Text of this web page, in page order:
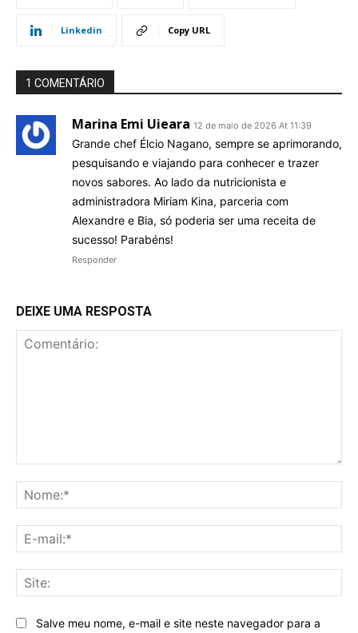
Linkedin Copy URL
1 COMENTÁRIO
Marina Emi Uieara 12 de maio de 2026 At 11:39
Grande chef Élcio Nagano, sempre se aprimorando,
pesquisando e viajando para conhecer e trazer
novos sabores. Ao lado da nutricionista e
administradora Miriam Kina, parceria com
Alexandre e Bia, só poderia ser uma receita de
sucesso! Parabéns!
Responder
DEIXE UMA RESPOSTA
Salve meu nome, e-mail e site neste navegador para a